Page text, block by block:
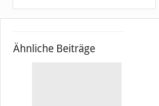
Ähnliche Beiträge